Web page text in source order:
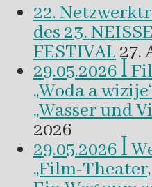
22.
des 23.
FESTIVAL 27.
29.05.2026 ꟾ
„Woda a
„Wasser und
2026
29.05.2026 ꟾ
„Film-